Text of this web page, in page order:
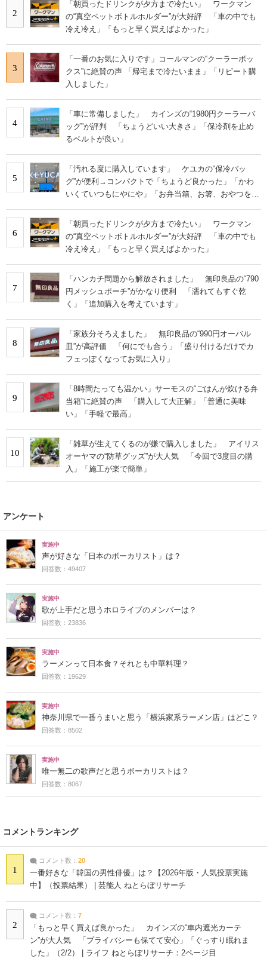
2
「朝買ったドリンクが夕方まで冷たい」 ワークマン
の“真空ペットボトルホルダー”が大好評 「車の中でも
冷え冷え」「もっと早く買えばよかった」
3
「一番のお気に入りです」コールマンの“クーラーボッ
クス”に絶賛の声 「帰宅まで冷たいまま」「リピート購
入しました」
4
「車に常備しました」 カインズの“1980円クーラーバ
ッグ”が評判 「ちょうどいい大きさ」「保冷剤を止め
るベルトが良い」
5
「汚れる度に購入しています」 ケユカの“保冷バッ
グ”が便利→コンパクトで「ちょうど良かった」「かわ
いくていつもにやにや」「お弁当箱、お箸、おやつを入
6
「朝買ったドリンクが夕方まで冷たい」 ワークマン
の“真空ペットボトルホルダー”が大好評 「車の中でも
冷え冷え」「もっと早く買えばよかった」
7
「ハンカチ問題から解放されました」 無印良品の“790
円メッシュポーチ”がかなり便利 「濡れてもすぐ乾
く」「追加購入を考えています」
8
「家族分そろえました」 無印良品の“990円オーバル
皿”が高評価 「何にでも合う」「盛り付けるだけでカ
フェっぽくなってお気に入り」
9
「8時間たっても温かい」サーモスの“ごはんが炊ける弁
当箱”に絶賛の声 「購入して大正解」「普通に美味
い」「手軽で最高」
10
「雑草が生えてくるのが嫌で購入しました」 アイリス
オーヤマの“防草グッズ”が大人気 「今回で3度目の購
入」「施工が楽で簡単」
アンケート
実施中
声が好きな「日本のボーカリスト」は？
回答数：49407
実施中
歌が上手だと思うホロライブのメンバーは？
回答数：23836
実施中
ラーメンって日本食？それとも中華料理？
回答数：19629
実施中
神奈川県で一番うまいと思う「横浜家系ラーメン店」はどこ？
回答数：8502
実施中
唯一無二の歌声だと思うボーカリストは？
回答数：8067
コメントランキング
1
コメント数： 20
一番好きな「韓国の男性俳優」は？【2026年版・人気投票実施
中】（投票結果） | 芸能人 ねとらぼリサーチ
2
コメント数： 7
「もっと早く買えば良かった」 カインズの“車内遮光カーテ
ン”が大人気 「プライバシーも保てて安心」「ぐっすり眠れま
した」（2/2） | ライフ ねとらぼリサーチ：2ページ目